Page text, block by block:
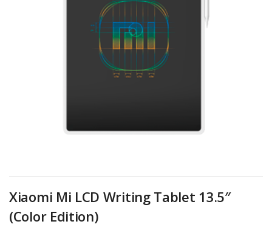
Xiaomi Mi LCD Writing Tablet 13.5″
(Color Edition)